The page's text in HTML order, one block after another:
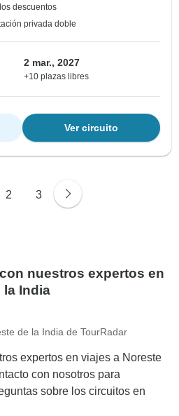
descuentos
privada doble
2 mar., 2027
+10 plazas libres
Ver circuito
2 3
nuestros expertos en
la India
de la India de TourRadar
expertos en viajes a Noreste
con nosotros para
sobre los circuitos en